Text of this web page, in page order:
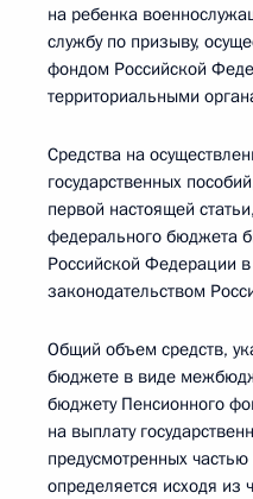
на ребенка
службу по призыву,
фондом Российской
территориальными
Средства на
государственных
первой настоящей
федерального бюджета
Российской Федерации
законодательством
Общий объем средств,
бюджете в виде
бюджету Пенсионного
на выплату
предусмотренных
определяется исходя